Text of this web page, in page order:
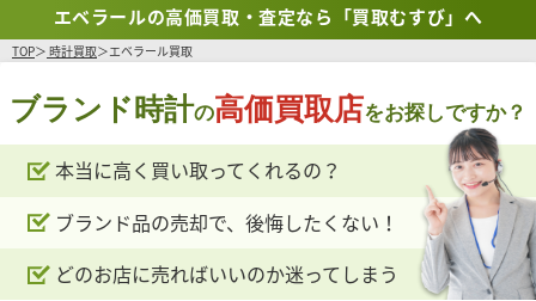
エベラールの高価買取・査定なら「買取むすび」へ
TOP 時計買取 エベラール買取
ブランド時計の高価買取店をお探しですか？
本当に高く買い取ってくれるの？
ブランド品の売却で、後悔したくない！
どのお店に売ればいいのか迷ってしまう